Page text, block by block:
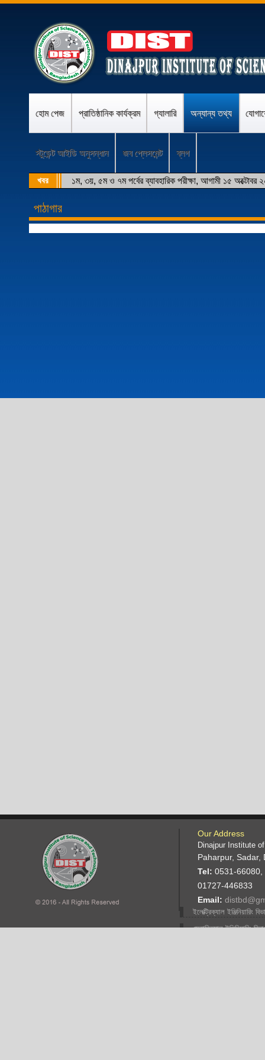
হোম পেজ প্রাতিষ্ঠানিক কার্যক্রম গ্যালারি অন্যান্য তথ্য
স্টুডেন্ট আইডি অনুসন্ধান জব প্লেসমেন্ট ব্লগ
খবর ১ম, ৩য়, ৫ম ও ৭ম পর্বের ব্যাবহারিক পরীক্ষা, আগামী ১৫
পাঠাগার
Our Address
Dinajpur Institute
Paharpur, Sadar,
Tel: 0531-
01727-446833
Email:
ইলেক্ট্রিক্যাল ইঞ্জিনিয়ারিং
মেকানিক্যাল ইঞ্জিনিয়ারিং